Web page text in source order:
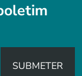
SUBMETER